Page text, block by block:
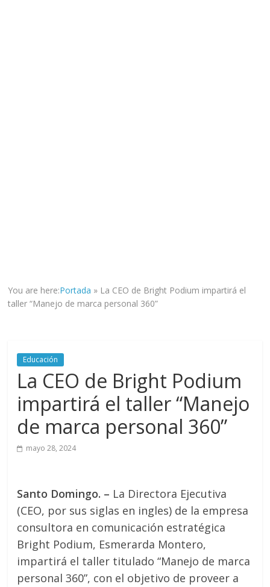
a
You are here:Portada » La CEO de Bright Podium impartirá el
taller “Manejo de marca personal 360”
Educación
La CEO de Bright Podium
impartirá el taller “Manejo
de marca personal 360”
mayo 28, 2024
Santo Domingo. – La Directora Ejecutiva
(CEO, por sus siglas en ingles) de la empresa
consultora en comunicación estratégica
Bright Podium, Esmerarda Montero,
impartirá el taller titulado “Manejo de marca
personal 360”, con el objetivo de proveer a